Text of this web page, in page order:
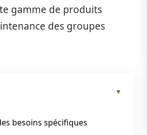
gamme de produits
des groupes
besoins spécifiques